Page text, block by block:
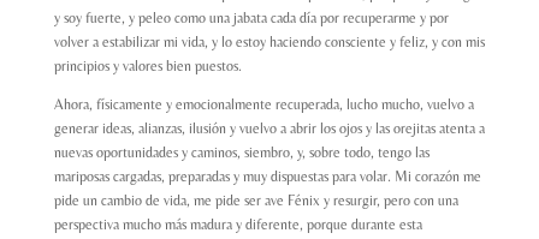
y soy fuerte, y peleo como una jabata cada día por recuperarme y por
volver a estabilizar mi vida, y lo estoy haciendo consciente y feliz, y con mis
principios y valores bien puestos.
Ahora, físicamente y emocionalmente recuperada, lucho mucho, vuelvo a
generar ideas, alianzas, ilusión y vuelvo a abrir los ojos y las orejitas atenta a
nuevas oportunidades y caminos, siembro, y, sobre todo, tengo las
mariposas cargadas, preparadas y muy dispuestas para volar. Mi corazón me
pide un cambio de vida, me pide ser ave Fénix y resurgir, pero con una
perspectiva mucho más madura y diferente, porque durante esta